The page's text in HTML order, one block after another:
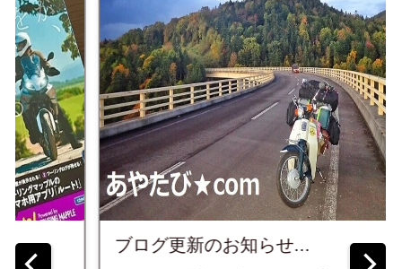
ブログ更新のお知らせ...